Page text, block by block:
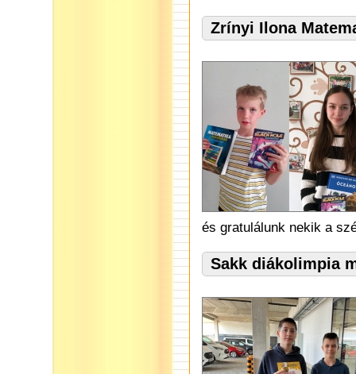
Zrínyi Ilona
és gratulálunk nekik a
Sakk diákolimpia